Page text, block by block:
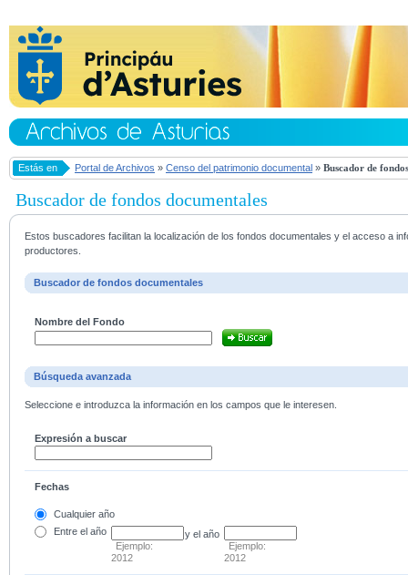
Estás en Portal de Archivos » Censo del patrimonio documental » Buscador de
Buscador de fondos documentales
Estos buscadores facilitan la localización de los fondos documentales y el acceso a
productores.
Buscador de fondos documentales
Nombre del Fondo
Búsqueda avanzada
Seleccione e introduzca la información en los campos que le interesen.
Expresión a buscar
Fechas
Cualquier año
Entre el año
Ejemplo:
2012
y el año
Ejemplo:
2012